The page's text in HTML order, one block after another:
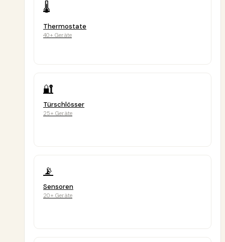
🌡️
Thermostate
40+ Geräte
🔐
Türschlösser
25+ Geräte
📡
Sensoren
20+ Geräte